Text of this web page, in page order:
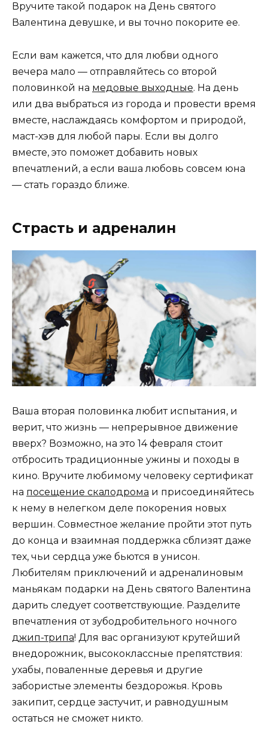
Вручите такой подарок на День святого
Валентина девушке, и вы точно покорите ее.
Если вам кажется, что для любви одного
вечера мало — отправляйтесь со второй
половинкой на медовые выходные. На день
или два выбраться из города и провести время
вместе, наслаждаясь комфортом и природой,
маст-хэв для любой пары. Если вы долго
вместе, это поможет добавить новых
впечатлений, а если ваша любовь совсем юна
— стать гораздо ближе.
Страсть и адреналин
Ваша вторая половинка любит испытания, и
верит, что жизнь — непрерывное движение
вверх? Возможно, на это 14 февраля стоит
отбросить традиционные ужины и походы в
кино. Вручите любимому человеку сертификат
на посещение скалодрома и присоединяйтесь
к нему в нелегком деле покорения новых
вершин. Совместное желание пройти этот путь
до конца и взаимная поддержка сблизят даже
тех, чьи сердца уже бьются в унисон.
Любителям приключений и адреналиновым
маньякам подарки на День святого Валентина
дарить следует соответствующие. Разделите
впечатления от зубодробительного ночного
джип-трипа! Для вас организуют крутейший
внедорожник, высококлассные препятствия:
ухабы, поваленные деревья и другие
забористые элементы бездорожья. Кровь
закипит, сердце застучит, и равнодушным
остаться не сможет никто.